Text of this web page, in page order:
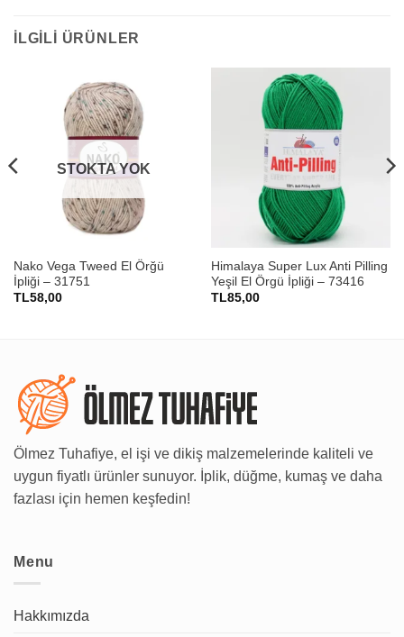
İLGILI ÜRÜNLER
STOKTA YOK
Nako Vega Tweed El Örğü
İpliği – 31751
TL58,00
Himalaya Super Lux Anti Pilling
Yeşil El Örgü İpliği – 73416
TL85,00
Ölmez Tuhafiye, el işi ve dikiş malzemelerinde kaliteli ve
uygun fiyatlı ürünler sunuyor. İplik, düğme, kumaş ve daha
fazlası için hemen keşfedin!
Menu
Hakkımızda